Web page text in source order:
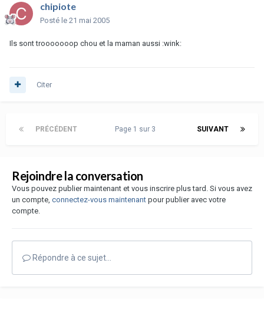
chipiote
Posté le 21 mai 2005
Ils sont trooooooop chou et la maman aussi :wink:
Citer
PRÉCÉDENT SUIVANT
Page 1 sur 3
Rejoindre la conversation
Vous pouvez publier maintenant et vous inscrire plus tard. Si vous avez
un compte, connectez-vous maintenant pour publier avec votre
compte.
Répondre à ce sujet…